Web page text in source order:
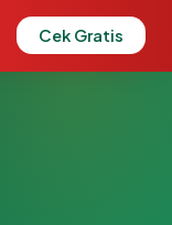
Cek Gratis